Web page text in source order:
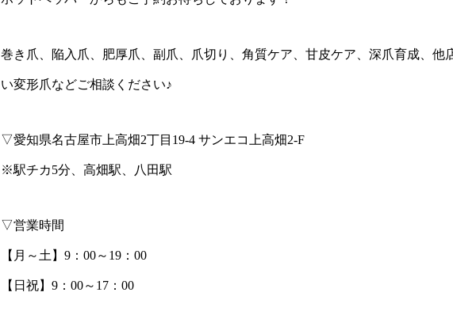
巻き爪、陥入爪、肥厚爪、副爪、爪切り、角質ケア、甘皮ケア、深爪育成、他
い変形爪などご相談ください♪
▽愛知県名古屋市上高畑2丁目19-4 サンエコ上高畑2-F
※駅チカ5分、高畑駅、八田駅
▽営業時間
【月～土】9：00～19：00
【日祝】9：00～17：00